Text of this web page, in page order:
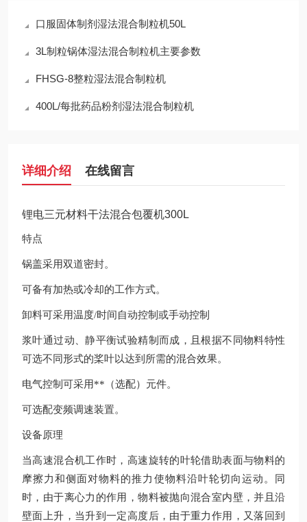
口服固体制剂湿法混合制粒机50L
3L制粒锅体湿法混合制粒机主要参数
FHSG-8整粒湿法混合制粒机
400L/每批药品粉剂湿法混合制粒机
详细介绍 在线留言
锂电三元材料干法混合包覆机300L
特点
锅盖采用双道密封。
可备有加热或冷却的工作方式。
卸料可采用温度/时间自动控制或手动控制
浆叶通过动、静平衡试验精制而成，且根据不同物料特性
可选不同形式的桨叶以达到所需的混合效果。
电气控制可采用**（选配）元件。
可选配变频调速装置。
设备原理
当高速混合机工作时，高速旋转的叶轮借助表面与物料的
摩擦力和侧面对物料的推力使物料沿叶轮切向运动。同
时，由于离心力的作用，物料被抛向混合室内壁，并且沿
壁面上升，当升到一定高度后，由于重力作用，又落回到